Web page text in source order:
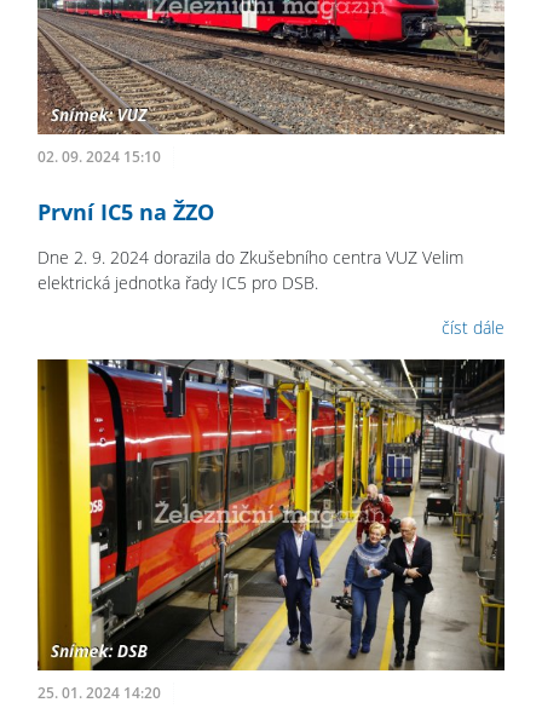
02. 09. 2024 15:10
První IC5 na ŽZO
Dne 2. 9. 2024 dorazila do Zkušebního centra VUZ Velim
elektrická jednotka řady IC5 pro DSB.
číst dále
25. 01. 2024 14:20